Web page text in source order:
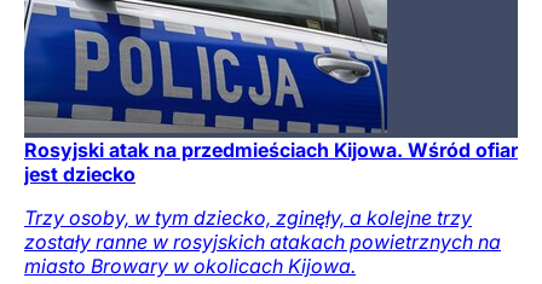
Rosyjski atak na przedmieściach Kijowa. Wśród ofiar
jest dziecko
Trzy osoby, w tym dziecko, zginęły, a kolejne trzy
zostały ranne w rosyjskich atakach powietrznych na
miasto Browary w okolicach Kijowa.